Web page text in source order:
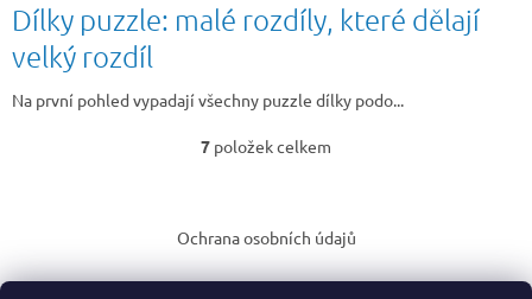
Dílky puzzle: malé rozdíly, které dělají
velký rozdíl
Na první pohled vypadají všechny puzzle dílky podo...
O
d
a
7 položek celkem
a
Ochrana osobních údajů